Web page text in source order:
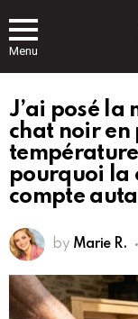
Menu
J’ai posé la
chat noir en
pourquoi la
compte
by Marie R.